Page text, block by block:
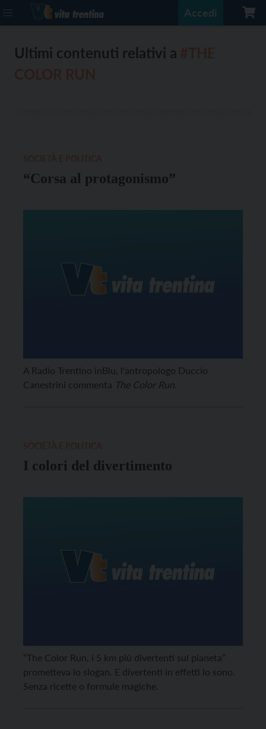
Accedi
Ultimi contenuti relativi a
“Corsa al protagonismo”
A Radio Trentino inBlu, l'antropologo Duccio
Canestrini commenta The Color Run.
I colori del divertimento
“The Color Run, i 5 km più divertenti sul pianeta”
prometteva lo slogan. E divertenti in effetti lo sono.
Senza ricette o formule magiche.